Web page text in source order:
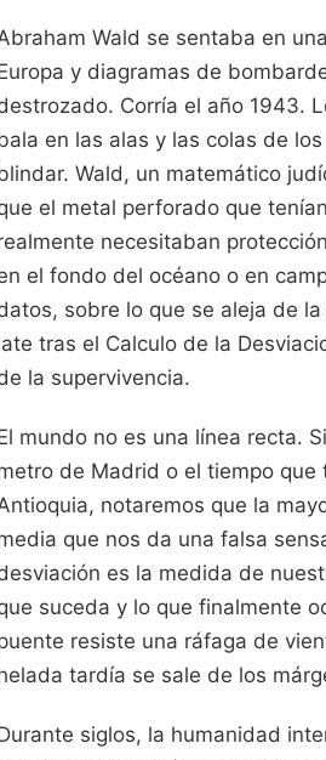
Wald se sentaba en
y diagramas de
Corría el año 1943.
en las alas y las colas de
Wald, un matemático
el metal perforado que
necesitaban
el fondo del océano o en
sobre lo que se aleja de
tras el Calculo de la
la supervivencia.
mundo no es una línea recta.
de Madrid o el tiempo
notaremos que la
que nos da una falsa
es la medida de
suceda y lo que finalmente
resiste una ráfaga de
tardía se sale de los
siglos, la humanidad